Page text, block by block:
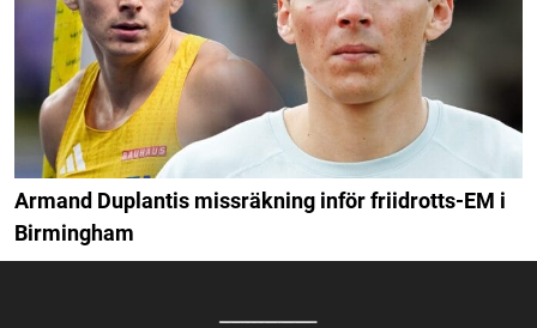
Armand Duplantis missräkning inför friidrotts-EM i
Birmingham